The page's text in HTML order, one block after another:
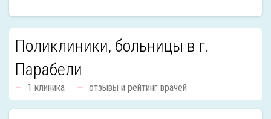
Поликлиники, больницы в г.
Парабели
1 клиника отзывы и рейтинг врачей